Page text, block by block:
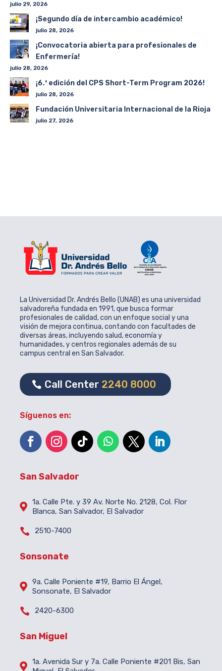
julio 29, 2026
¡Segundo día de intercambio académico!
julio 28, 2026
¡Convocatoria abierta para profesionales de
Enfermería!
julio 28, 2026
¡6.ª edición del CPS Short-Term Program 2026!
julio 28, 2026
Fundación Universitaria Internacional de la Rioja
julio 27, 2026
La Universidad Dr. Andrés Bello (UNAB) es una universidad
salvadoreña fundada en 1991, que busca formar
profesionales de calidad, con un enfoque social y una
visión de mejora continua, contando con facultades de
diversas áreas, incluyendo salud, economía y
humanidades, y centros regionales además de su
campus central en San Salvador.
Call Center 2240 8000
Síguenos en:
San Salvador
 1a. Calle Pte. y 39 Av. Norte No. 2128, Col. Flor
Blanca, San Salvador, El Salvador
 2510-7400
Sonsonate
 9a. Calle Poniente #19, Barrio El Ángel,
Sonsonate, El Salvador
 2420-6300
San Miguel
 1a. Avenida Sur y 7a. Calle Poniente #201 Bis, San